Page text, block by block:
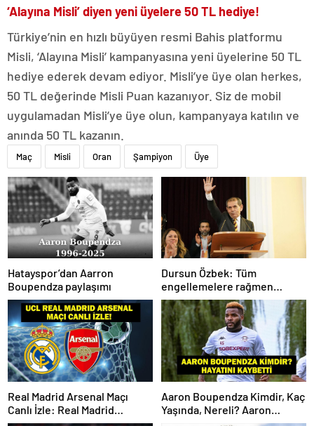
‘Alayına Misli’ diyen yeni üyelere 50 TL hediye!
Türkiye’nin en hızlı büyüyen resmi Bahis platformu
Misli, ‘Alayına Misli’ kampanyasına yeni üyelerine 50 TL
hediye ederek devam ediyor. Misli’ye üye olan herkes,
50 TL değerinde Misli Puan kazanıyor. Siz de mobil
uygulamadan Misli’ye üye olun, kampanyaya katılın ve
anında 50 TL kazanın.
Maç Misli Oran Şampiyon Üye
Hatayspor’dan Aarron
Boupendza paylaşımı
Dursun Özbek: Tüm
engellemelere rağmen
hedefimize ilerliyoruz
Real Madrid Arsenal Maçı
Canlı İzle: Real Madrid
Arsenal Maçı Hangi Kanalda?
Aaron Boupendza Kimdir, Kaç
Yaşında, Nereli? Aaron
Boupendza neden öldü?